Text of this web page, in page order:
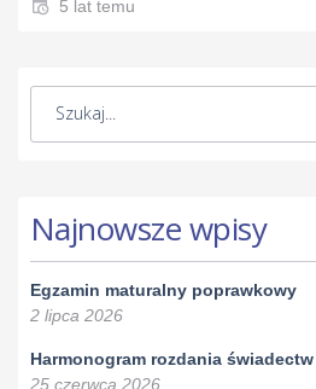
5 lat temu
Najnowsze wpisy
Egzamin maturalny poprawkowy
2 lipca 2026
Harmonogram rozdania świadectw
25 czerwca 2026